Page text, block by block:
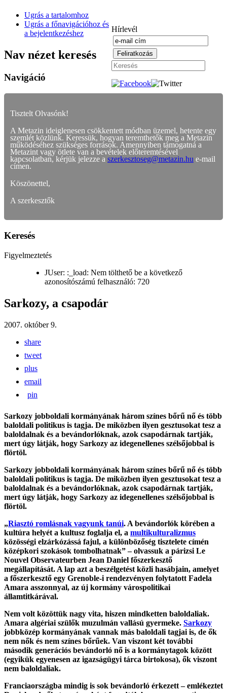
Hírlevél
Ugrás a tartalomhoz
Ugrás a főnavigációhoz és
a bejelentkezéshez
Nav nézet keresés
Navigáció
Tisztelt Olvasónk!
A Metazin ideiglenesen csökkentett módban üzemel, hetente egy
szemlét közlünk. Keressük, hogyan teremthetők meg a Metazin
működéséhez szükséges források. Amennyiben támogatná a
Metazint vagy ötlete van a bevételek előteremtésével
kapcsolatban, kérjük jelezze a szerkesztoseg@metazin.hu e-mail
címen.
Köszönettel,
A szerkesztők
Keresés
Figyelmeztetés
JUser: :_load: Nem tölthető be a következő
azonosítószámú felhasználó: 720
Sarkozy, a csapodár
2007. október 9.
share
tweet
plus
email
pin
Sarkozy jobboldali kormányának három színes bőrű nő és több
baloldali politikus is tagja. De miközben ilyen gesztusokat tesz a
baloldalnak és a bevándorlóknak, azok csapodárnak tartják,
mert úgy látják, hogy Sarkozy az idegenellenes szélsőjobbal is
flörtöl.
Sarkozy jobboldali kormányának három színes bőrű nő és több
baloldali politikus is tagja. De miközben ilyen gesztusokat tesz a
baloldalnak és a bevándorlóknak, azok csapodárnak tartják,
mert úgy látják, hogy Sarkozy az idegenellenes szélsőjobbal is
flörtöl.
„Riasztó romlásnak vagyunk tanúi. A bevándorlók körében a
kultúra helyét a kultusz foglalja el, a multikulturalizmus
közösségi elzárkózássá fajul, a különbözőség tisztelete címén
középkori szokások tombolhatnak” – olvassuk a párizsi Le
Nouvel Observateurben Jean Daniel főszerkesztő
megállapítását. A lap azt a beszélgetést közli hasábjain, amelyet
a főszerkesztő egy Grenoble-i rendezvényen folytatott Fadela
Amara asszonnyal, az új kormány várospolitikai
államtitkárával.
Nem volt közöttük nagy vita, hiszen mindketten baloldaliak.
Amara algériai szülők muzulmán vallású gyermeke. Sarkozy
jobbközép kormányának vannak más baloldali tagjai is, de ők
nem nők és nem színes bőrűek. Van viszont két további
második generációs bevándorló nő is a kormánytagok között
(egyikük egyenesen az igazságügyi tárca birtokosa), ők viszont
nem baloldaliak.
Franciaországba mindig is sok bevándorló érkezett – emlékeztet